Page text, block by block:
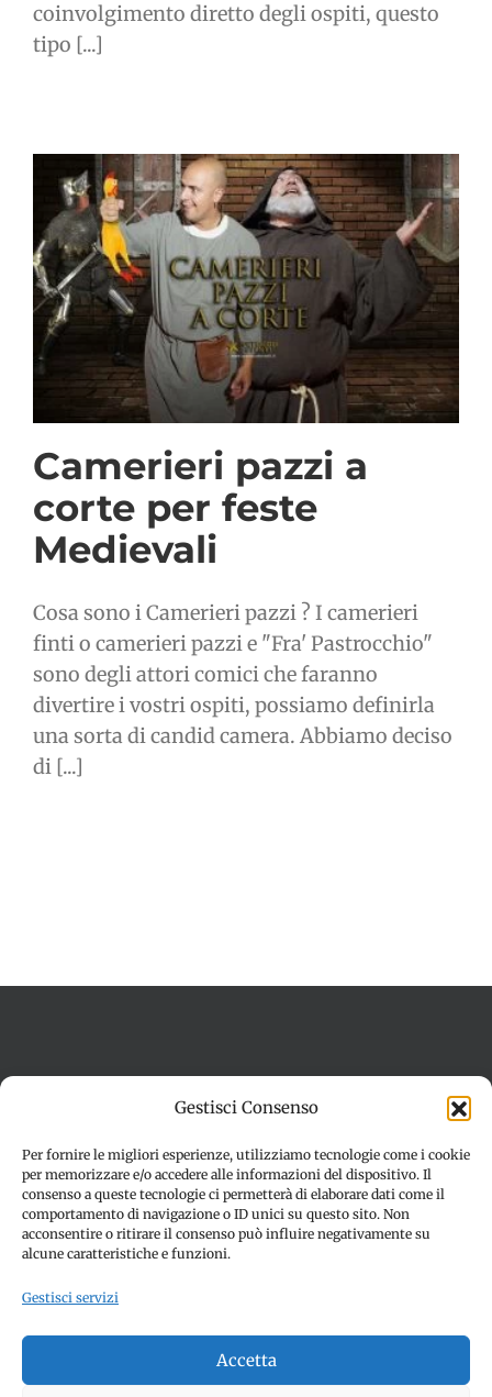
Gestisci Consenso
Per fornire le migliori esperienze, utilizziamo tecnologie come i cookie
per memorizzare e/o accedere alle informazioni del dispositivo. Il
consenso a queste tecnologie ci permetterà di elaborare dati come il
comportamento di navigazione o ID unici su questo sito. Non
acconsentire o ritirare il consenso può influire negativamente su
alcune caratteristiche e funzioni.
Gestisci servizi
Accetta
coinvolgimento diretto degli ospiti, questo
tipo [...]
Camerieri pazzi a
corte per feste
Medievali
Cosa sono i Camerieri pazzi ? I camerieri
finti o camerieri pazzi e "Fra' Pastrocchio"
sono degli attori comici che faranno
divertire i vostri ospiti, possiamo definirla
una sorta di candid camera. Abbiamo deciso
di [...]
Disconoscimento
© Copyright 2012 -2026 | SPETTACOLI EVENTI - CIVITANOVA
MARCHE (MC) - Partita iva: 01907890436 | ALL RIGHTS